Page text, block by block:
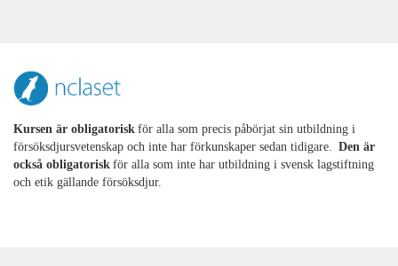
F
u
l
Kursen är obligatorisk för alla som precis påbörjat sin utbildning i
försöksdjursvetenskap och inte har förkunskaper sedan tidigare.
Den är
också obligatorisk för alla som inte har utbildning i svensk lagstiftning
och etik gällande försöksdjur.